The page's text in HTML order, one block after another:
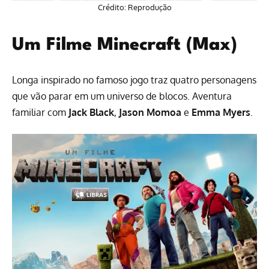
Crédito: Reprodução
Um Filme Minecraft (Max)
Longa inspirado no famoso jogo traz quatro personagens
que vão parar em um universo de blocos. Aventura
familiar com Jack Black, Jason Momoa e Emma Myers